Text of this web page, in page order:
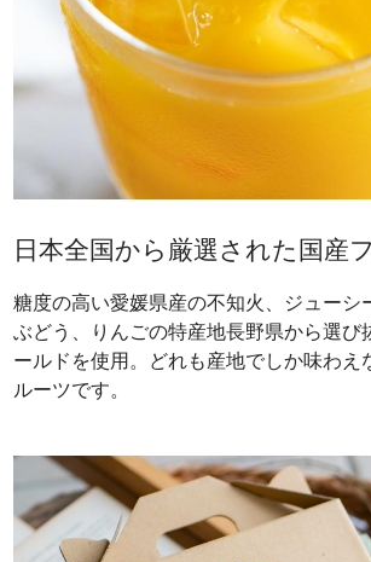
日本全国から厳選された国産
糖度の高い愛媛県産の不知火、ジューシ
ぶどう、りんごの特産地長野県から選び
ールドを使用。どれも産地でしか味わえ
ルーツです。